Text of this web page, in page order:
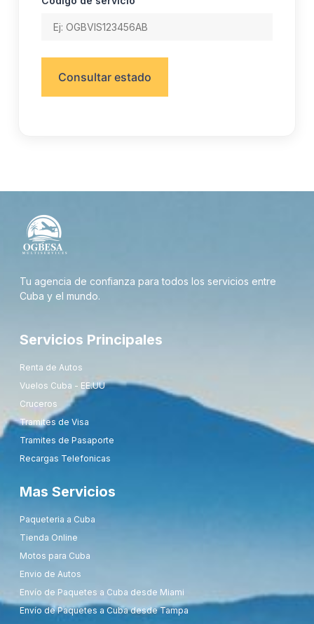
Consultar estado
Tu agencia de confianza para todos los servicios entre
Cuba y el mundo.
Servicios Principales
Renta de Autos
Vuelos Cuba - EE.UU
Cruceros
Tramites de Visa
Tramites de Pasaporte
Recargas Telefonicas
Mas Servicios
Paqueteria a Cuba
Tienda Online
Motos para Cuba
Envio de Autos
Envío de Paquetes a Cuba desde Miami
Envío de Paquetes a Cuba desde Tampa